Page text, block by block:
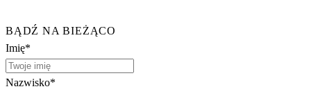
BĄDŹ NA BIEŻĄCO
Imię*
Nazwisko*